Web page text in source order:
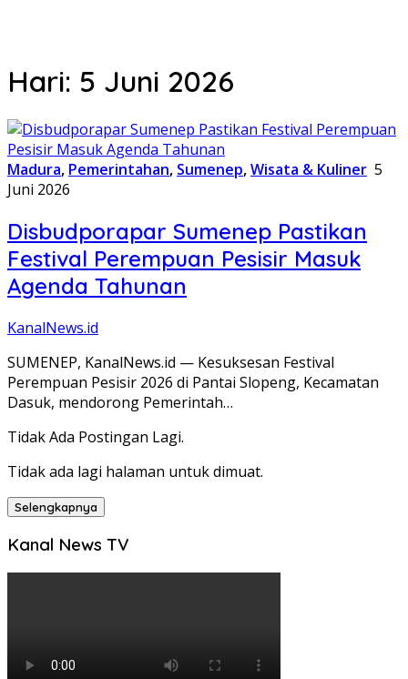
Hari: 5 Juni 2026
Madura, Pemerintahan, Sumenep,Wisata & Kuliner 5
Juni 2026
Disbudporapar Sumenep Pastikan
Festival Perempuan Pesisir Masuk
Agenda Tahunan
KanalNews.id
SUMENEP, KanalNews.id — Kesuksesan Festival
Perempuan Pesisir 2026 di Pantai Slopeng, Kecamatan
Dasuk, mendorong Pemerintah…
Tidak Ada Postingan Lagi.
Tidak ada lagi halaman untuk dimuat.
Selengkapnya
Kanal News TV